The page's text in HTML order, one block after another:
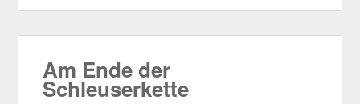
Am Ende der
Schleuserkette